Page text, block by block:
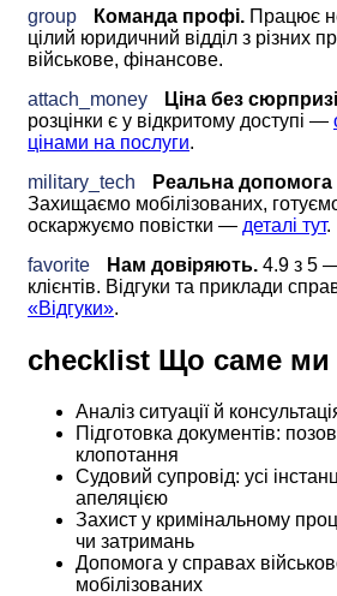
group
Команда профі. Працює
цілий юридичний відділ з різних
військове, фінансове.
attach_money
Ціна без
розцінки є у відкритому доступі —
цінами на послуги.
military_tech
Реальна допомога
Захищаємо мобілізованих,
оскаржуємо повістки — деталі тут.
favorite
Нам довіряють. 4.9 з 5
клієнтів. Відгуки та приклади
«Відгуки».
checklist Що саме ми
Аналіз ситуації й
Підготовка документів:
клопотання
Судовий супровід: усі
апеляцією
Захист у кримінальному
чи затримань
Допомога у справах
мобілізованих